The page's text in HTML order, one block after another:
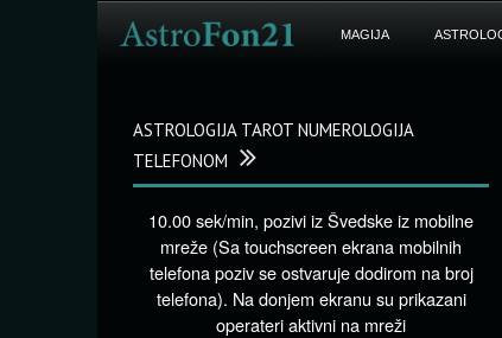
MAGIJA
ASTROLOGIJA TAROT NUMEROLOGIJA
TELEFONOM
10.00 sek/min, pozivi iz Švedske iz mobilne
mreže (Sa touchscreen ekrana mobilnih
telefona poziv se ostvaruje dodirom na broj
telefona). Na donjem ekranu su prikazani
operateri aktivni na mreži